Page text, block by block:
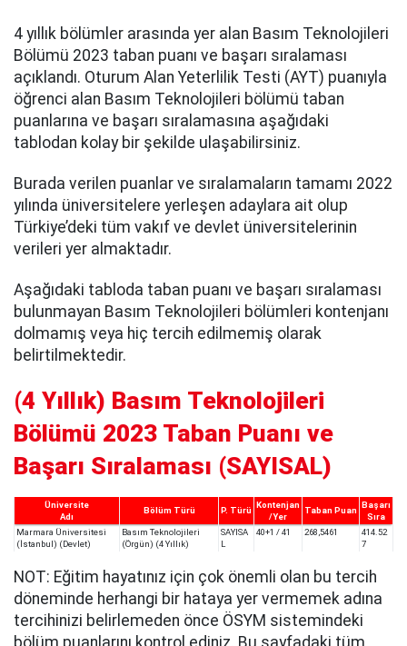
4 yıllık bölümler arasında yer alan Basım Teknolojileri
Bölümü 2023 taban puanı ve başarı sıralaması
açıklandı. Oturum Alan Yeterlilik Testi (AYT) puanıyla
öğrenci alan Basım Teknolojileri bölümü taban
puanlarına ve başarı sıralamasına aşağıdaki
tablodan kolay bir şekilde ulaşabilirsiniz.
Burada verilen puanlar ve sıralamaların tamamı 2022
yılında üniversitelere yerleşen adaylara ait olup
Türkiye’deki tüm vakıf ve devlet üniversitelerinin
verileri yer almaktadır.
Aşağıdaki tabloda taban puanı ve başarı sıralaması
bulunmayan Basım Teknolojileri bölümleri kontenjanı
dolmamış veya hiç tercih edilmemiş olarak
belirtilmektedir.
(4 Yıllık) Basım Teknolojileri
Bölümü 2023 Taban Puanı ve
Başarı Sıralaması (SAYISAL)
Üniversite
Adı
Bölüm Türü P. Türü
Kontenjan
/Yer
Taban Puan
Başarı
Sıra
Marmara Üniversitesi
(İstanbul) (Devlet)
Basım Teknolojileri
(Örgün) (4 Yıllık)
SAYISA
L
40+1 / 41 268,5461
414.52
7
NOT: Eğitim hayatınız için çok önemli olan bu tercih
döneminde herhangi bir hataya yer vermemek adına
tercihinizi belirlemeden önce ÖSYM sistemindeki